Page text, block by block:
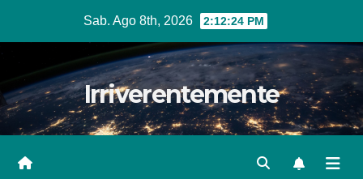
Sab. Ago 8th, 2026 2:12:25 PM
Irriverentemente